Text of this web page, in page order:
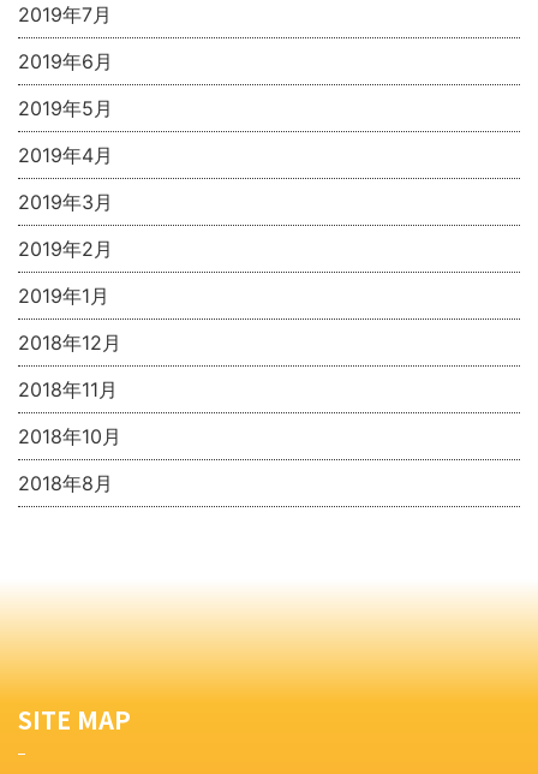
2019年7月
2019年6月
2019年5月
2019年4月
2019年3月
2019年2月
2019年1月
2018年12月
2018年11月
2018年10月
2018年8月
SITE MAP